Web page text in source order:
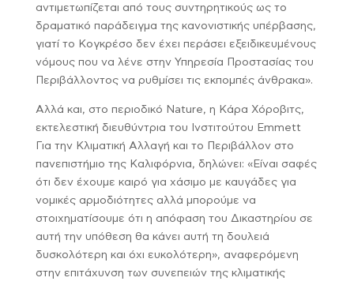
αντιμετωπίζεται από τους συντηρητικούς ως το
δραματικό παράδειγμα της κανονιστικής υπέρβασης,
γιατί το Κογκρέσο δεν έχει περάσει εξειδικευμένους
νόμους που να λένε στην Υπηρεσία Προστασίας του
Περιβάλλοντος να ρυθμίσει τις εκπομπές άνθρακα».
Αλλά και, στο περιοδικό Nature, η Κάρα Χόροβιτς,
εκτελεστική διευθύντρια του Ινστιτούτου Emmett
Για την Κλιματική Αλλαγή και το Περιβάλλον στο
πανεπιστήμιο της Καλιφόρνια, δηλώνει: «Είναι σαφές
ότι δεν έχουμε καιρό για χάσιμο με καυγάδες για
νομικές αρμοδιότητες αλλά μπορούμε να
στοιχηματίσουμε ότι η απόφαση του Δικαστηρίου σε
αυτή την υπόθεση θα κάνει αυτή τη δουλειά
δυσκολότερη και όχι ευκολότερη», αναφερόμενη
στην επιτάχυνση των συνεπειών της κλιματικής